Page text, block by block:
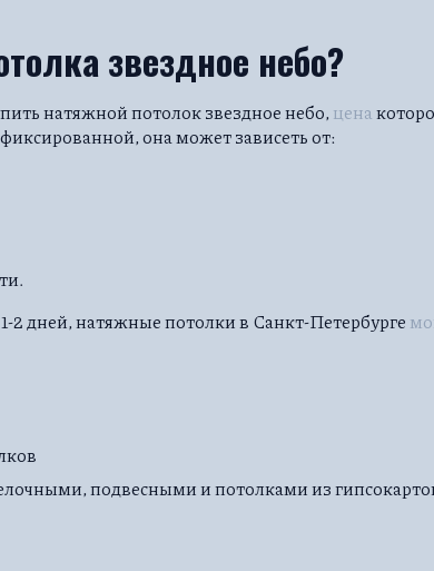
звездное небо?
натяжной потолок звездное небо, цена
она может зависеть от:
2 дней, натяжные потолки в Санкт-Петербурге
подвесными и потолками из